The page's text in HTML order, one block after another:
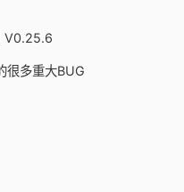
V0.25.6
很多重大BUG